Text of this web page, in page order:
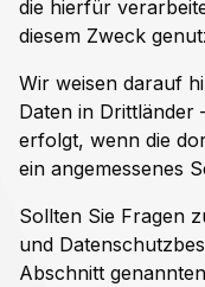
die hierfür
diesem Zweck
Wir weisen darauf
Daten in Drittländer
erfolgt, wenn die
ein angemessenes
Sollten Sie Fragen
und
Abschnitt